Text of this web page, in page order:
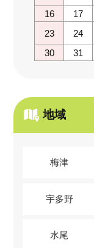
16
17
23
24
30
31
地域
梅津
宇多野
水尾